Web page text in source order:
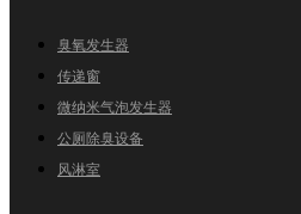
臭氧发生器
传递窗
微纳米气泡发生器
公厕除臭设备
风淋室